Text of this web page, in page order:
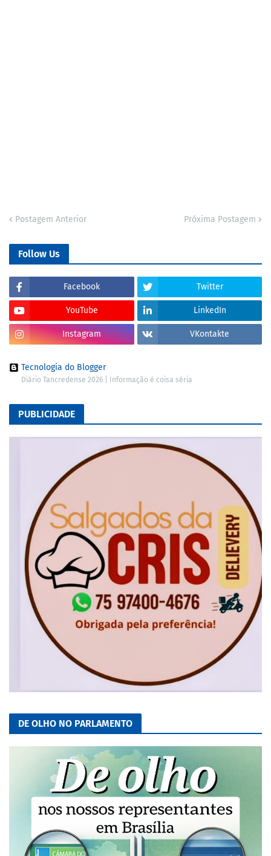
Postagem Anterior Próxima Postagem
Follow Us
Facebook Twitter
YouTube LinkedIn
Instagram VKontakte
Tecnologia do Blogger
Diário Tancredense 2026 | Informação é coisa séria
PUBLICIDADE
DE OLHO NO PARLAMENTO